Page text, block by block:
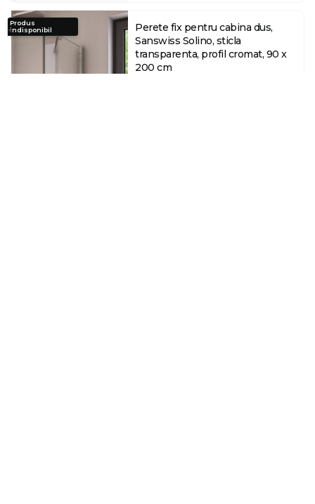
Perete fix pentru cabina dus,
Sanswiss Solino, sticla
transparenta, profil cromat, 90 x
200 cm
Produs
indisponibil